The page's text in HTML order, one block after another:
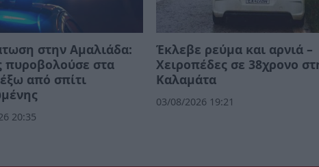
στην Αμαλιάδα:
πυροβολούσε στα
από σπίτι
20:35
Έκλεβε ρεύμα και αρνιά –
Χειροπέδες σε 38χρονο
Καλαμάτα
03/08/2026 19:21